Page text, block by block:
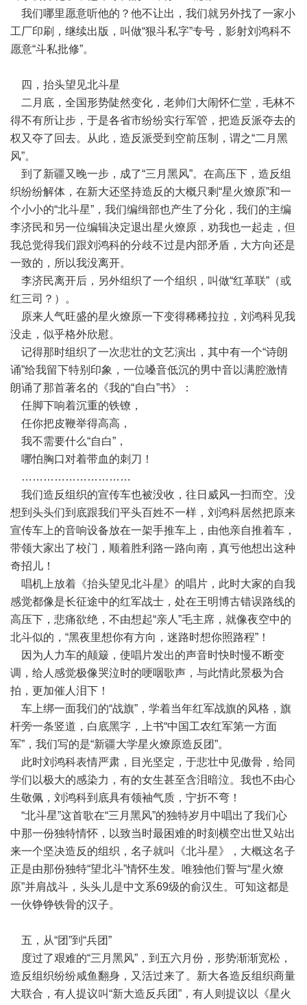
我们哪里愿意听他的？他不让出，我们就另外找了一家小
工厂印刷，继续出版，叫做“狠斗私字”专号，影射刘鸿科不
愿意“斗私批修”。
四，抬头望见北斗星
二月底，全国形势陡然变化，老帅们大闹怀仁堂，毛林不
得不有所让步，于是各省市纷纷实行军管，把造反派夺去的
权又夺了回去。从此，造反派受到空前压制，谓之“二月黑
风”。
到了新疆又晚一步，成了“三月黑风”。在高压下，造反组
织纷纷解体，在新大还坚持造反的大概只剩“星火燎原”和一
个小小的“北斗星”，我们编缉部也产生了分化，我们的主编
李济民和另一位编辑决定退出星火燎原，劝我也一起走，但
我总觉得我们跟刘鸿科的分歧不过是内部矛盾，大方向还是
一致的，所以我没离开。
李济民离开后，另外组织了一个组织，叫做“红革联”（或
红三司？）。
原来人气旺盛的星火燎原一下变得稀稀拉拉，刘鸿科见我
没走，似乎格外欣慰。
记得那时组织了一次悲壮的文艺演出，其中有一个“诗朗
诵”给我留下特别印象，一位嗓音低沉的男中音以满腔激情
朗诵了那首著名的《我的“自白”书》：
任脚下响着沉重的铁镣，
任你把皮鞭举得高高，
我不需要什么“自白”，
哪怕胸口对着带血的刺刀！
…………………………
我们造反组织的宣传车也被没收，往日威风一扫而空。没
想到头头们到底跟我们平头百姓不一样，刘鸿科居然把原来
宣传车上的音响设备放在一架手推车上，由他亲自推着车，
带领大家出了校门，顺着胜利路一路向南，真亏他想出这种
奇招儿！
唱机上放着《抬头望见北斗星》的唱片，此时大家的自我
感觉都像是长征途中的红军战士，处在王明博古错误路线的
高压下，悲痛欲绝，不由想起“亲人”毛主席，就像夜空中的
北斗似的，“黑夜里想你有方向，迷路时想你照路程”！
因为人力车的颠簸，使唱片发出的声音时快时慢不断变
调，给人感觉极像哭泣时的哽咽歌声，与此情此景极为合
拍，更加催人泪下！
车上绑一面我们的“战旗”，学着当年红军战旗的风格，旗
杆旁一条竖道，白底黑字，上书“中国工农红军第一方面
军”，我们写的是“新疆大学星火燎原造反团”。
此时刘鸿科表情严肃，目光坚定，于悲壮中见傲骨，给同
学们以极大的感染力，有的女生甚至含泪暗泣。我也不由心
生敬佩，刘鸿科到底具有领袖气质，宁折不弯！
“北斗星”这首歌在“三月黑风”的独特岁月中唱出了我们心
中那一份独特情怀，以致当时最困难的时刻横空出世又站出
来一个坚决造反的组织，名子就叫《北斗星》，大概这名子
正是由那份独特“望北斗”情怀生发。唯独他们誓与“星火燎
原”并肩战斗，头头儿是中文系69级的俞汉生。可知这都是
一伙铮铮铁骨的汉子。
五，从“团”到“兵团”
度过了艰难的“三月黑风”，到五六月份，形势渐渐宽松，
造反组织纷纷咸鱼翻身，又活过来了。新大各造反组织商量
大联合，有人提议叫“新大造反兵团”，有人则提议以《星火